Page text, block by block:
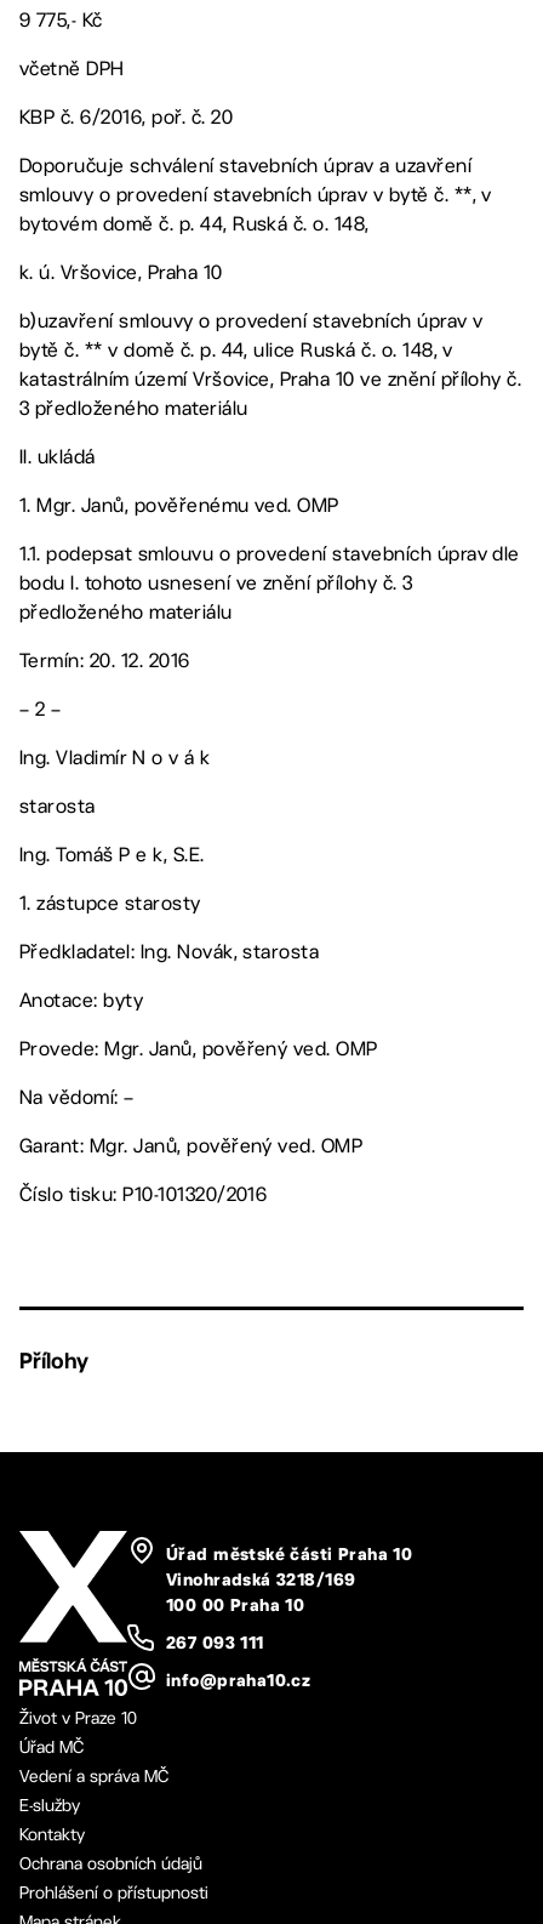
9 775,- Kč
včetně DPH
KBP č. 6/2016, poř. č. 20
Doporučuje schválení stavebních úprav a uzavření
smlouvy o provedení stavebních úprav v bytě č. **, v
bytovém domě č. p. 44, Ruská č. o. 148,
k. ú. Vršovice, Praha 10
b)uzavření smlouvy o provedení stavebních úprav v
bytě č. ** v domě č. p. 44, ulice Ruská č. o. 148, v
katastrálním území Vršovice, Praha 10 ve znění přílohy č.
3 předloženého materiálu
II. ukládá
1. Mgr. Janů, pověřenému ved. OMP
1.1. podepsat smlouvu o provedení stavebních úprav dle
bodu I. tohoto usnesení ve znění přílohy č. 3
předloženého materiálu
Termín: 20. 12. 2016
– 2 –
Ing. Vladimír N o v á k
starosta
Ing. Tomáš P e k, S.E.
1. zástupce starosty
Předkladatel: Ing. Novák, starosta
Anotace: byty
Provede: Mgr. Janů, pověřený ved. OMP
Na vědomí: –
Garant: Mgr. Janů, pověřený ved. OMP
Číslo tisku: P10-101320/2016
Přílohy
Úřad městské části Praha 10
Vinohradská 3218/169
100 00 Praha 10
267 093 111
info@praha10.cz
Život v Praze 10
Úřad MČ
Vedení a správa MČ
E-služby
Kontakty
Ochrana osobních údajů
Prohlášení o přístupnosti